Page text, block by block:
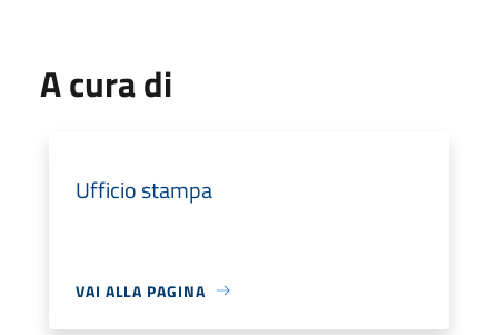
A cura di
Ufficio stampa
VAI ALLA PAGINA